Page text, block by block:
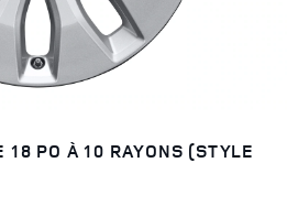
PO À 10 RAYONS (STYLE